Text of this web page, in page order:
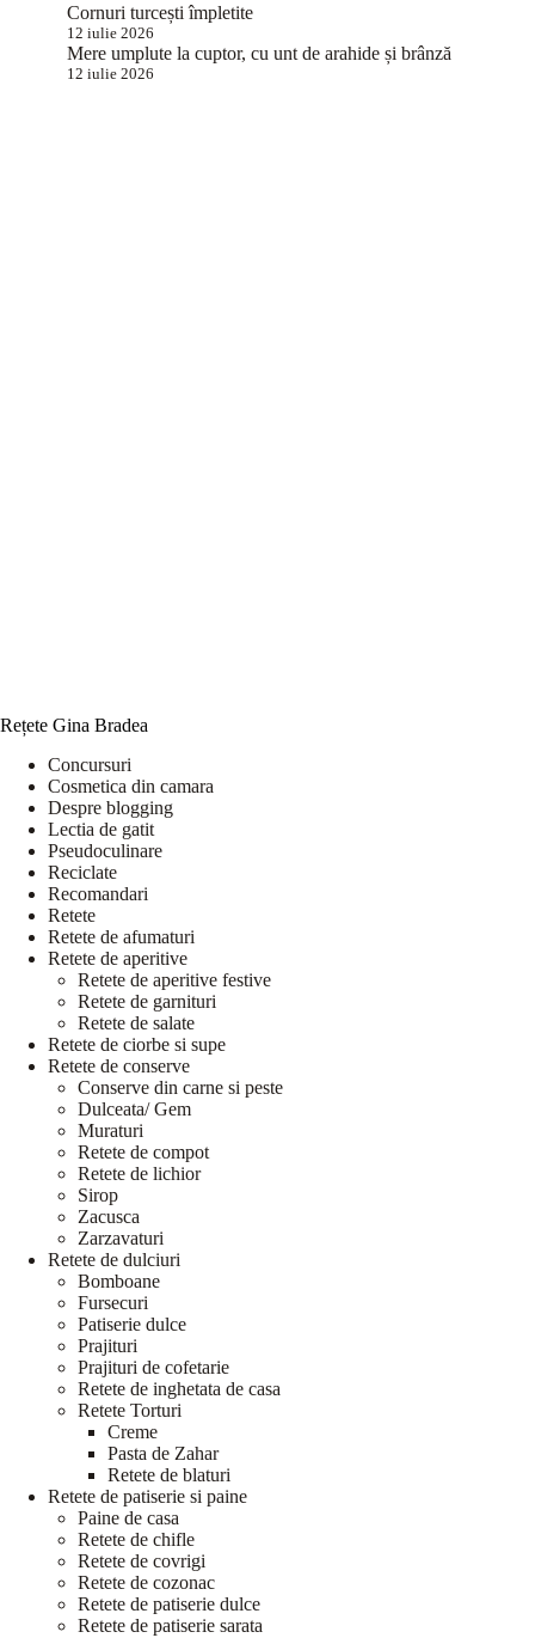
Cornuri turcești împletite
12 iulie 2026
Mere umplute la cuptor, cu unt de arahide și brânză
12 iulie 2026
Rețete Gina Bradea
Concursuri
Cosmetica din camara
Despre blogging
Lectia de gatit
Pseudoculinare
Reciclate
Recomandari
Retete
Retete de afumaturi
Retete de aperitive
Retete de aperitive festive
Retete de garnituri
Retete de salate
Retete de ciorbe si supe
Retete de conserve
Conserve din carne si peste
Dulceata/ Gem
Muraturi
Retete de compot
Retete de lichior
Sirop
Zacusca
Zarzavaturi
Retete de dulciuri
Bomboane
Fursecuri
Patiserie dulce
Prajituri
Prajituri de cofetarie
Retete de inghetata de casa
Retete Torturi
Creme
Pasta de Zahar
Retete de blaturi
Retete de patiserie si paine
Paine de casa
Retete de chifle
Retete de covrigi
Retete de cozonac
Retete de patiserie dulce
Retete de patiserie sarata